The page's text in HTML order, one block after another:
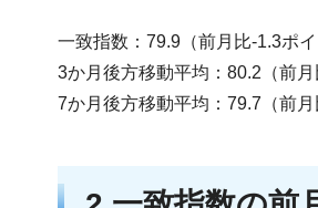
一致指数：79.9（前月比-1.3ポ
3か月後方移動平均：80.2（前
7か月後方移動平均：79.7（前